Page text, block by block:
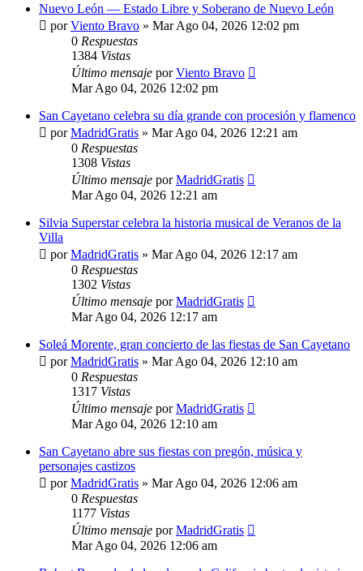
Nuevo León — Estado Libre y Soberano de Nuevo León
porViento Bravo » Mar Ago 04, 2026 12:02 pm
0 Respuestas
1384 Vistas
Último mensaje porViento Bravo
Mar Ago 04, 2026 12:02 pm
San Cayetano celebra su día grande con procesión y flamenco
porMadridGratis » Mar Ago 04, 2026 12:21 am
0 Respuestas
1308 Vistas
Último mensaje porMadridGratis
Mar Ago 04, 2026 12:21 am
Silvia Superstar celebra la historia musical de Veranos de la
Villa
porMadridGratis » Mar Ago 04, 2026 12:17 am
0 Respuestas
1302 Vistas
Último mensaje porMadridGratis
Mar Ago 04, 2026 12:17 am
Soleá Morente, gran concierto de las fiestas de San Cayetano
porMadridGratis » Mar Ago 04, 2026 12:10 am
0 Respuestas
1317 Vistas
Último mensaje porMadridGratis
Mar Ago 04, 2026 12:10 am
San Cayetano abre sus fiestas con pregón, música y
personajes castizos
porMadridGratis » Mar Ago 04, 2026 12:06 am
0 Respuestas
1177 Vistas
Último mensaje porMadridGratis
Mar Ago 04, 2026 12:06 am